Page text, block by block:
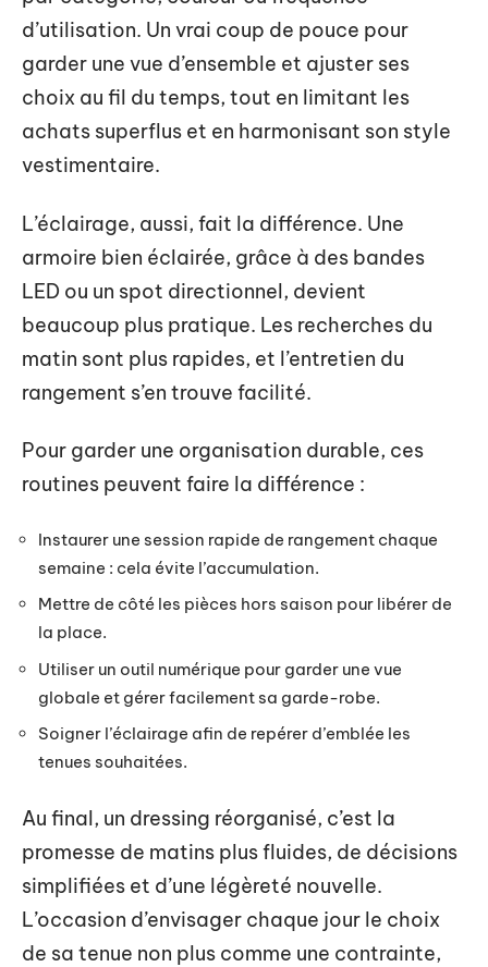
d’utilisation. Un vrai coup de pouce pour
garder une vue d’ensemble et ajuster ses
choix au fil du temps, tout en limitant les
achats superflus et en harmonisant son style
vestimentaire.
L’éclairage, aussi, fait la différence. Une
armoire bien éclairée, grâce à des bandes
LED ou un spot directionnel, devient
beaucoup plus pratique. Les recherches du
matin sont plus rapides, et l’entretien du
rangement s’en trouve facilité.
Pour garder une organisation durable, ces
routines peuvent faire la différence :
Instaurer une session rapide de rangement chaque
semaine : cela évite l’accumulation.
Mettre de côté les pièces hors saison pour libérer de
la place.
Utiliser un outil numérique pour garder une vue
globale et gérer facilement sa garde-robe.
Soigner l’éclairage afin de repérer d’emblée les
tenues souhaitées.
Au final, un dressing réorganisé, c’est la
promesse de matins plus fluides, de décisions
simplifiées et d’une légèreté nouvelle.
L’occasion d’envisager chaque jour le choix
de sa tenue non plus comme une contrainte,